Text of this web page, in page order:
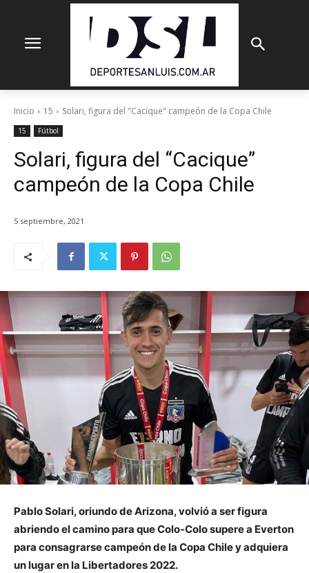
Inicio 15 Solari, figura del "Cacique" campeón de la Copa Chile
15 Fútbol
Solari, figura del “Cacique”
campeón de la Copa Chile
5 septiembre, 2021
Pablo Solari, oriundo de Arizona, volvió a ser figura
abriendo el camino para que Colo-Colo supere a Everton
para consagrarse campeón de la Copa Chile y adquiera
un lugar en la Libertadores 2022.